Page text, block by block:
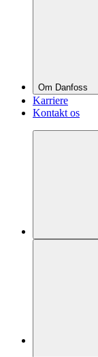
Om Danfoss
Karriere
Kontakt os